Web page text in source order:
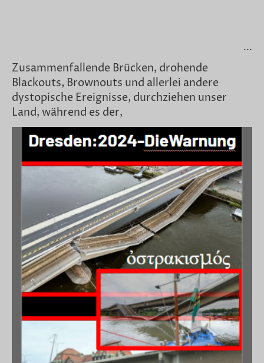
...
Zusammenfallende Brücken, drohende
Blackouts, Brownouts und allerlei andere
dystopische Ereignisse, durchziehen unser
Land, während es der,